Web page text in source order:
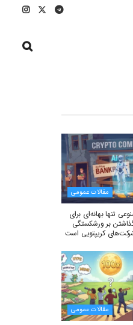
مقالات عمومی
تنها بهانه‌ای برای
بر ورشکستگی
کریپتویی است
مقالات عمومی